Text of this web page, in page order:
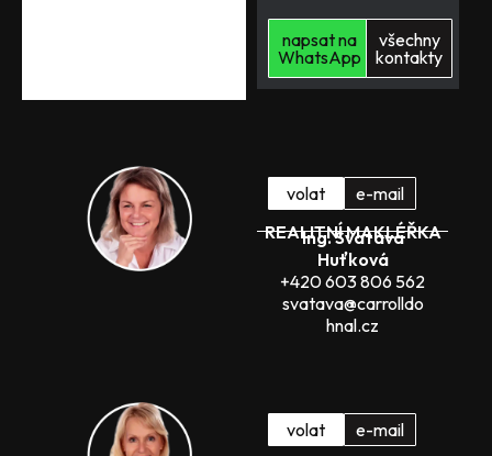
napsat na
WhatsApp
všechny
kontakty
REALITNÍ MAKLÉŘKA
Ing. Svatava
Huťková
+420 603806 562
svatava@carrolldo
hnal.cz
volat e-mail
volat e-mail